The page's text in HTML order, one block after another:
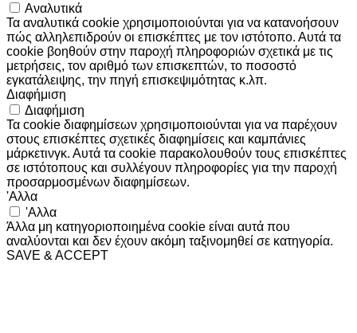
Αναλυτικά
Τα αναλυτικά cookie χρησιμοποιούνται για να κατανοήσουν
πώς αλληλεπιδρούν οι επισκέπτες με τον ιστότοπο. Αυτά τα
cookie βοηθούν στην παροχή πληροφοριών σχετικά με τις
μετρήσεις, τον αριθμό των επισκεπτών, το ποσοστό
εγκατάλειψης, την πηγή επισκεψιμότητας κ.λπ.
Διαφήμιση
Διαφήμιση
Τα cookie διαφημίσεων χρησιμοποιούνται για να παρέχουν
στους επισκέπτες σχετικές διαφημίσεις και καμπάνιες
μάρκετινγκ. Αυτά τα cookie παρακολουθούν τους επισκέπτες
σε ιστότοπους και συλλέγουν πληροφορίες για την παροχή
προσαρμοσμένων διαφημίσεων.
'Αλλα
'Αλλα
Άλλα μη κατηγοριοποιημένα cookie είναι αυτά που
αναλύονται και δεν έχουν ακόμη ταξινομηθεί σε κατηγορία.
SAVE & ACCEPT